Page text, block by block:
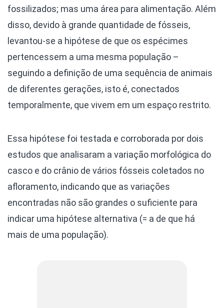
fossilizados; mas uma área para alimentação. Além
disso, devido à grande quantidade de fósseis,
levantou-se a hipótese de que os espécimes
pertencessem a uma mesma população –
seguindo a definição de uma sequência de animais
de diferentes gerações, isto é, conectados
temporalmente, que vivem em um espaço restrito.
Essa hipótese foi testada e corroborada por dois
estudos que analisaram a variação morfológica do
casco e do crânio de vários fósseis coletados no
afloramento, indicando que as variações
encontradas não são grandes o suficiente para
indicar uma hipótese alternativa (= a de que há
mais de uma população).